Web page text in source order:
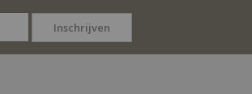
Inschrijven